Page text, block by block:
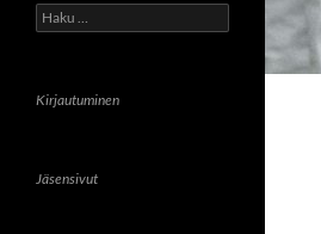
Haku:
Kirjautuminen
Jäsensivut